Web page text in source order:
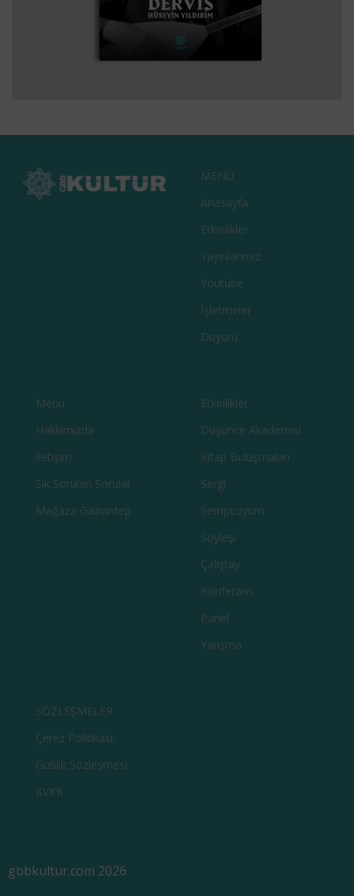
BARAKNAĞME – BIR BARAK OZANININ
MENÜ
Anasayfa
Etkinlikler
Yayınlarımız
Youtube
İşletmeler
Duyuru
Menü
Hakkımızda
İletişim
Sık Sorulan Sorular
Mağaza Gaziantep
Etkinlikler
Düşünce Akademisi
Kitap Buluşmaları
Sergi
Sempozyum
Söyleşi
Çalıştay
Konferans
Panel
Yarışma
SÖZLEŞMELER
Çerez Politikası
Gizlilik Sözleşmesi
KVKK
gbbkultur.com 2026